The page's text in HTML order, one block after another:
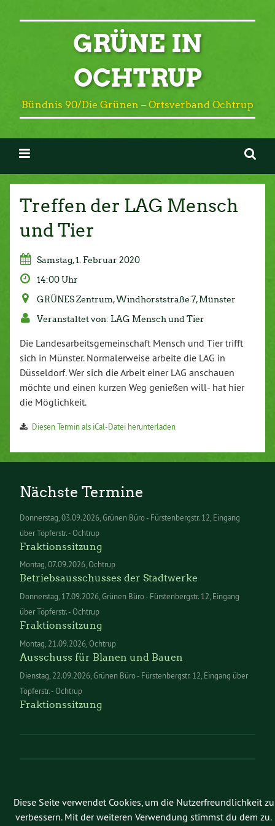
GRÜNE IN
OCHTRUP
Bündnis 90/Die Grünen – Ortsverband Ochtrup
Treffen der LAG Mensch
und Tier
Samstag, 1. Februar 2020
14:00 Uhr
GRÜNES Zentrum, Windhorststraße 7, Münster
Veranstaltet von: LAG Mensch und Tier
Die Landesarbeitsgemeinschaft Mensch und Tier trifft
sich in Münster. Normalerweise arbeite die LAG in
Düsseldorf. Wer sich die Arbeit einer LAG anschauen
möchte und einen kurzen Weg genießen will- hat hier
die Möglichkeit.
Diesen Termin als iCal-Datei herunterladen
Nächste Termine
Donnerstag 03.09.2026 Grünen Büro - Fürstenbergstr. 12, Eingang
über Töpferstr. - Ochtrup
Fraktionssitzung
Montag 07.09.2026 Ochtrup
Betriebsausschusses der Stadtwerke
Donnerstag 17.09.2026 Grünen Büro - Fürstenbergstr. 12, Eingang
über Töpferstr. - Ochtrup
Fraktionssitzung
Montag 21.09.2026 Ochtrup
Ausschuss für Blanen und Bauen
Dienstag 22.09.2026 Grünen Büro - Fürstenbergstr. 12, Eingang über
Töpferstr. - Ochtrup
Fraktionssitzung
Diese Seite verwendet Cookies, um die Nutzerfreundlichkeit zu
verbessern. Mit der weiteren Verwendung stimmst du dem zu.